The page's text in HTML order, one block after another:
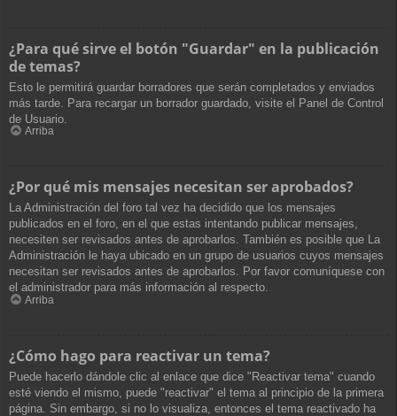
¿Para qué sirve el botón "Guardar" en la publicación
de temas?
Esto le permitirá guardar borradores que serán completados y enviados
más tarde. Para recargar un borrador guardado, visite el Panel de Control
de Usuario.
Arriba
¿Por qué mis mensajes necesitan ser aprobados?
La Administración del foro tal vez ha decidido que los mensajes
publicados en el foro, en el que estas intentando publicar mensajes,
necesiten ser revisados antes de aprobarlos. También es posible que La
Administración le haya ubicado en un grupo de usuarios cuyos mensajes
necesitan ser revisados antes de aprobarlos. Por favor comuníquese con
el administrador para más información al respecto.
Arriba
¿Cómo hago para reactivar un tema?
Puede hacerlo dándole clic al enlace que dice "Reactivar tema" cuando
esté viendo el mismo, puede "reactivar" el tema al principio de la primera
página. Sin embargo, si no lo visualiza, entonces el tema reactivado ha